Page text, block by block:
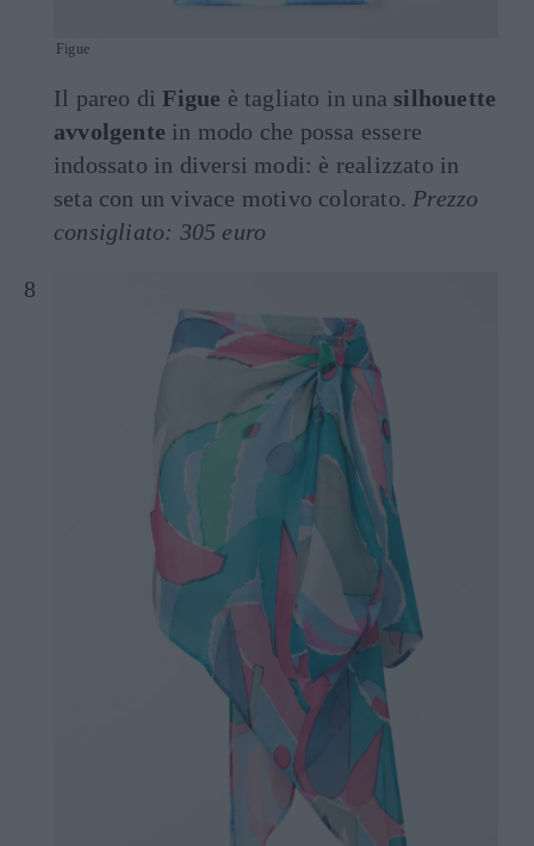
Figue
Il pareo diFigue è tagliato in una silhouette
avvolgente in modo che possa essere
indossato in diversi modi: è realizzato in
seta con un vivace motivo colorato. Prezzo
consigliato: 305 euro